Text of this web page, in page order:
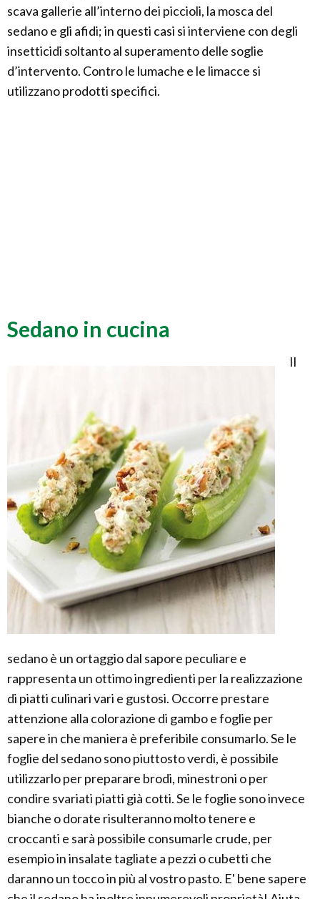
scava gallerie all’interno dei piccioli, la mosca del
sedano e gli afidi; in questi casi si interviene con degli
insetticidi soltanto al superamento delle soglie
d’intervento. Contro le lumache e le limacce si
utilizzano prodotti specifici.
Sedano in cucina
Il
sedano è un ortaggio dal sapore peculiare e
rappresenta un ottimo ingredienti per la realizzazione
di piatti culinari vari e gustosi. Occorre prestare
attenzione alla colorazione di gambo e foglie per
sapere in che maniera è preferibile consumarlo. Se le
foglie del sedano sono piuttosto verdi, è possibile
utilizzarlo per preparare brodi, minestroni o per
condire svariati piatti già cotti. Se le foglie sono invece
bianche o dorate risulteranno molto tenere e
croccanti e sarà possibile consumarle crude, per
esempio in insalate tagliate a pezzi o cubetti che
daranno un tocco in più al vostro pasto. E' bene sapere